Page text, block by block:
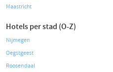
Maastricht
Hotels per stad (O-Z)
Nijmegen
Oegstgeest
Roosendaal